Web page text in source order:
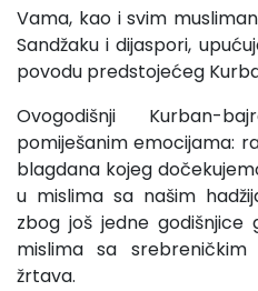
Vama, kao i svim
Sandžaku i dijaspori,
povodu predstojećeg
Ovogodišnji Kurban-
pomiješanim emocijama:
blagdana kojeg
u mislima sa našim
zbog još jedne
mislima sa
žrtava.